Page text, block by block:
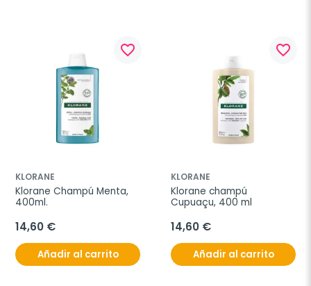
favorite_border
KLORANE
Klorane Champú Menta,
400ml.
14,60 €
Añadir al carrito
favorite_border
KLORANE
Klorane champú
Cupuaçu, 400 ml
14,60 €
Añadir al carrito